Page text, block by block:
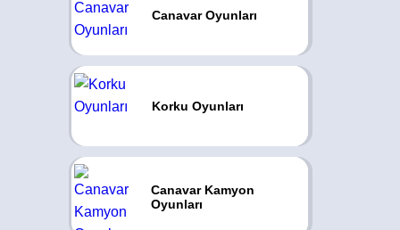
Canavar Oyunları
Korku Oyunları
Canavar Kamyon
Oyunları